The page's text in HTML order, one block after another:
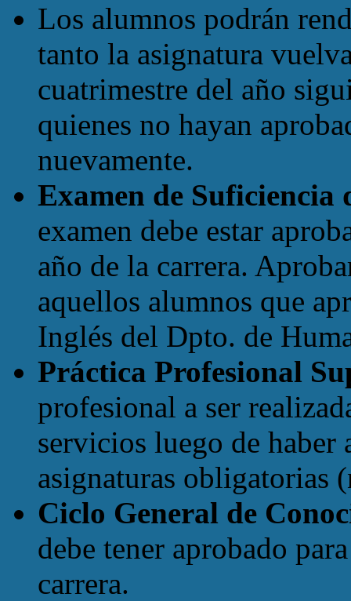
Los alumnos podrán
tanto la asignatura
cuatrimestre del año
quienes no hayan
nuevamente.
Examen de Suficiencia
examen debe estar
año de la carrera.
aquellos alumnos que
Inglés del Dpto. de
Práctica Profesional
profesional a ser
servicios luego de
asignaturas obligatorias
Ciclo General de
debe tener aprobado
carrera.